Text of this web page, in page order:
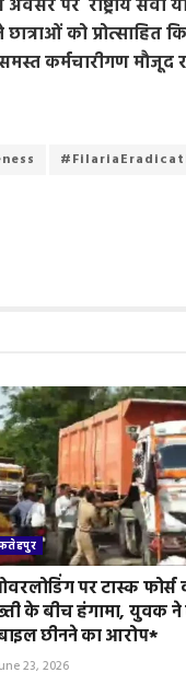
पर राष्ट्रीय सेवा
को प्रोत्साहित
कर्मचारीगण मौजूद
पर टास्क फोर्स
के बीच हंगामा, युवक ने
छीनने का आरोप*
23, 2026